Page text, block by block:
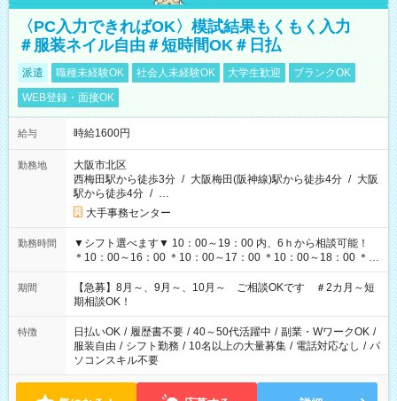
〈PC入力できればOK〉模試結果もくもく入力
＃服装ネイル自由＃短時間OK＃日払
派遣 職種未経験OK 社会人未経験OK 大学生歓迎
ブランクOK
WEB登録・面接OK
給与 時給1600円
勤務地
大阪市北区
西梅田駅から徒歩3分 / 大阪梅田(阪神線)駅から徒歩4分 / 大阪
駅から徒歩4分 / …
大手事務センター
勤務時間
▼シフト選べます▼ 10：00～19：00 内、6ｈから相談可能！
＊10：00～16：00 ＊10：00～17：00 ＊10：00～18：00 ＊
11：00～19：00 ＊12：00～19：00 ＊13：00～19：00
期間
【急募】8月～、9月～、10月～ ご相談OKです ＃2カ月～短
期相談OK！
特徴 日払いOK / 履歴書不要 / 40～50代活躍中 / 副業・WワークOK /
服装自由 / シフト勤務 / 10名以上の大量募集 / 電話対応なし / パ
ソコンスキル不要